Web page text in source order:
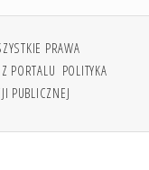
PRAWA
PORTALU POLITYKA
PUBLICZNEJ